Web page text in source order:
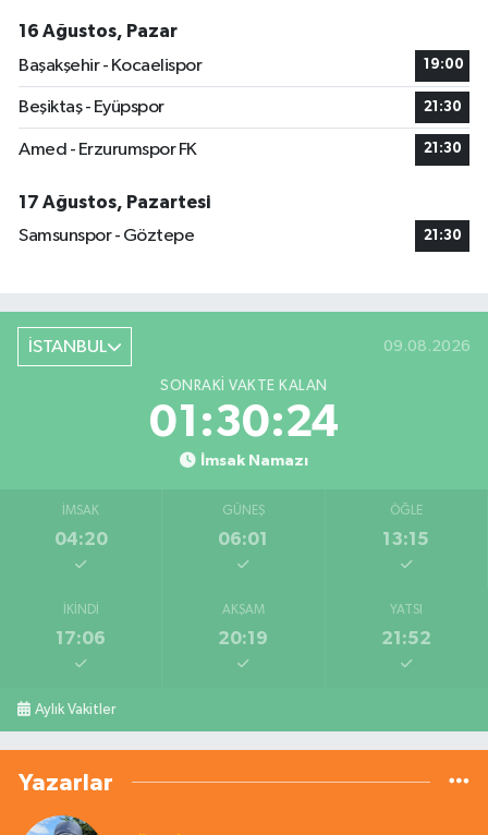
16 Ağustos, Pazar
Başakşehir - Kocaelispor
19:00
Beşiktaş - Eyüpspor 21:30
Amed - Erzurumspor FK 21:30
17 Ağustos, Pazartesi
Samsunspor - Göztepe
21:30
İSTANBUL 09.08.2026
SONRAKI VAKTE KALAN
01:30:23
İmsak Namazı
İMSAK
04:20
GÜNEŞ
06:01
ÖĞLE
13:15
İKINDI
17:06
AKŞAM
20:19
YATSI
21:52
Aylık Vakitler
Yazarlar